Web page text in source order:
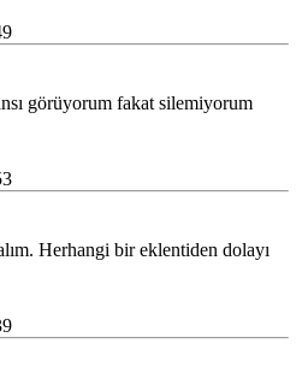
görüyorum fakat silemiyorum
Herhangi bir eklentiden dolayı